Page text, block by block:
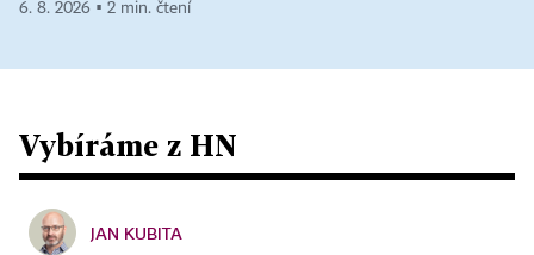
6. 8. 2026 ▪ 2 min. čtení
Vybíráme z HN
JAN KUBITA